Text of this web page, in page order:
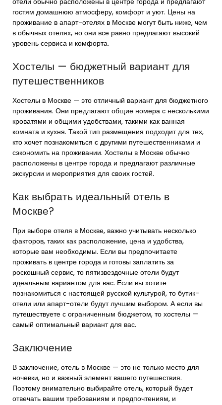
гостям домашнюю атмосферу, комфорт и уют. Цены на
проживание в апарт-отелях в Москве могут быть ниже, чем
в обычных отелях, но они все равно предлагают высокий
уровень сервиса и комфорта.
Хостелы — бюджетный вариант для
путешественников
Хостелы в Москве — это отличный вариант для бюджетного
проживания. Они предлагают общие номера с несколькими
кроватями и общими удобствами, такими как ванная
комната и кухня. Такой тип размещения подходит для тех,
кто хочет познакомиться с другими путешественниками и
сэкономить на проживании. Хостелы в Москве обычно
расположены в центре города и предлагают различные
экскурсии и мероприятия для своих гостей.
Как выбрать идеальный отель в
Москве?
При выборе отеля в Москве, важно учитывать несколько
факторов, таких как расположение, цена и удобства,
которые вам необходимы. Если вы предпочитаете
проживать в центре города и готовы заплатить за
роскошный сервис, то пятизвездочные отели будут
идеальным вариантом для вас. Если вы хотите
познакомиться с настоящей русской культурой, то бутик-
отели или апарт-отели будут лучшим выбором. А если вы
путешествуете с ограниченным бюджетом, то хостелы —
самый оптимальный вариант для вас.
Заключение
В заключение, отель в Москве — это не только место для
ночевки, но и важный элемент вашего путешествия.
Поэтому внимательно выбирайте отель, который будет
отвечать вашим требованиям и предпочтениям, и